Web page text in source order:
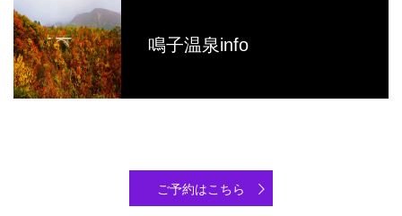
鳴子温泉info
ご予約はこちら